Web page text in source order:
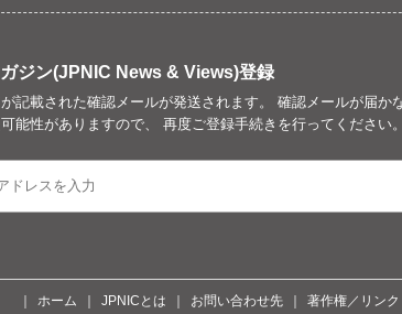
ジン(JPNIC News & Views)登録
記載された確認メールが発送されます。 確認メールが届
能性がありますので、 再度ご登録手続きを行ってください。
ホーム JPNICとは お問い合わせ先 著作権／リンク